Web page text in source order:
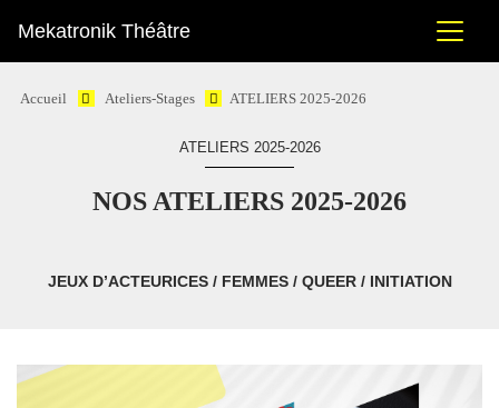
Mekatronik Théâtre
Accueil Ateliers-Stages ATELIERS 2025-2026
ATELIERS 2025-2026
NOS ATELIERS 2025-2026
JEUX D’ACTEURICES / FEMMES / QUEER / INITIATION